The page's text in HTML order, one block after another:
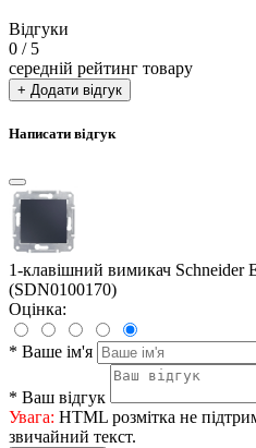
Відгуки
0 / 5
середній рейтинг товару
+ Додати відгук
Написати відгук
1-клавішний вимикач Schneider
(SDN0100170)
Оцінка:
* Ваше ім'я
* Ваш відгук
Увага: HTML розмітка не
звичайний текст.